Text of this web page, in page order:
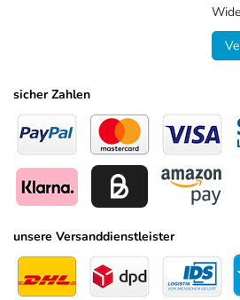
sicher Zahlen
unsere Versanddienstleister